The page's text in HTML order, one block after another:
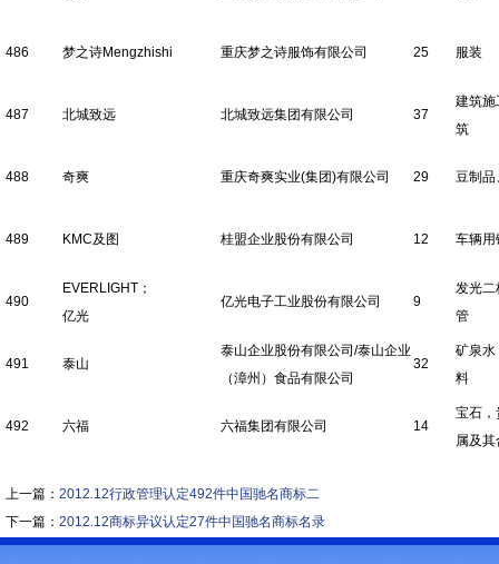
486 梦之诗Mengzhishi 重庆梦之诗服饰有限公司 25 服装
487 北城致远 北城致远集团有限公司 37
建筑施
筑
488 奇爽 重庆奇爽实业(集团)有限公司 29 豆制品
489 KMC及图 桂盟企业股份有限公司 12 车辆用
490
EVERLIGHT；
亿光
亿光电子工业股份有限公司 9
发光二
管
491 泰山
泰山企业股份有限公司/泰山企业
（漳州）食品有限公司
32
矿泉水
料
492 六福 六福集团有限公司 14
宝石，
属及其
上一篇： 2012.12行政管理认定492件中国驰名商标二
下一篇： 2012.12商标异议认定27件中国驰名商标名录